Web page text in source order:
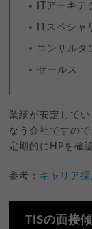
ITアーキテ
ITスペシャ
コンサルタ
セールス
業績が安定して
なう会社ですの
定期的にHPを確
参考： キャリア
TISの面接